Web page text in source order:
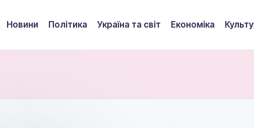
Новини Політика Україна та світ Економіка